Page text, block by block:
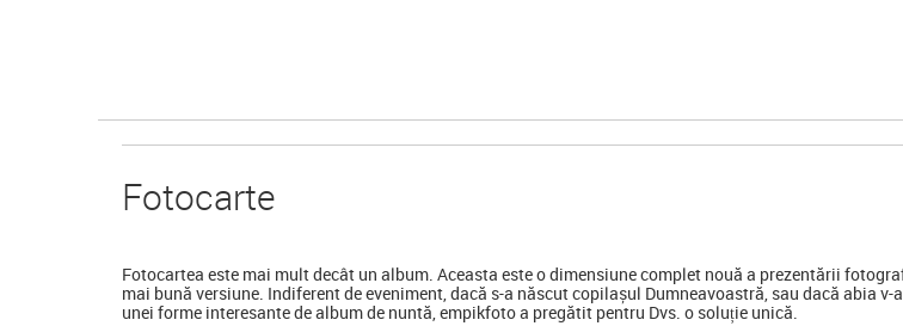
Fotocarte
Fotocartea este mai mult decât un album. Aceasta este o dimensiune complet nouă a prezentării
mai bună versiune. Indiferent de eveniment, dacă s-a născut copilașul Dumneavoastră, sau dacă abia
unei forme interesante de album de nuntă, empikfoto a pregătit pentru Dvs. o soluție unică.